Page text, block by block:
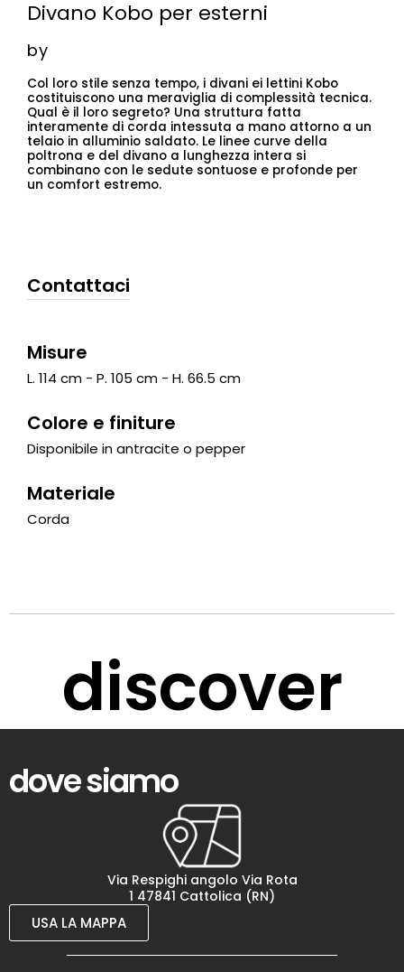
Divano Kobo per esterni
by
Col loro stile senza tempo, i divani ei lettini Kobo
costituiscono una meraviglia di complessità tecnica.
Qual è il loro segreto? Una struttura fatta
interamente di corda intessuta a mano attorno a un
telaio in alluminio saldato. Le linee curve della
poltrona e del divano a lunghezza intera si
combinano con le sedute sontuose e profonde per
un comfort estremo.
Contattaci
Misure
L. 114 cm - P. 105 cm - H. 66.5 cm
Colore e finiture
Disponibile in antracite o pepper
Materiale
Corda
discover
dove siamo
Via Respighi angolo Via Rota
1 47841 Cattolica (RN)
USA LA MAPPA